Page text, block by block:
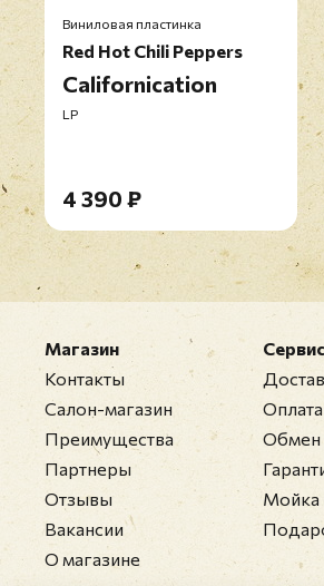
Виниловая пластинка
Red Hot Chili Peppers
Californication
LP
4 390 ₽
Магазин
Контакты
Салон-магазин
Преимущества
Партнеры
Отзывы
Вакансии
О магазине
Сервис
Оплата
Обмен
Мойка